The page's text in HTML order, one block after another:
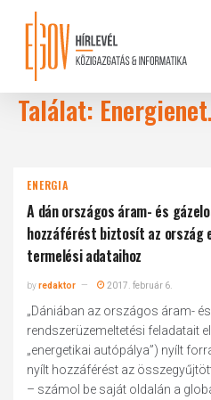
content
Találat:
ENERGIA
A dán országos áram- és
hozzáférést biztosít az ország
termelési adataihoz
byredaktor 2017. február 6.
„Dániában az országos áram-
rendszerüzemeltetési feladatait
„energetikai autópálya”) nyílt
nyílt hozzáférést az
– számol be saját oldalán a